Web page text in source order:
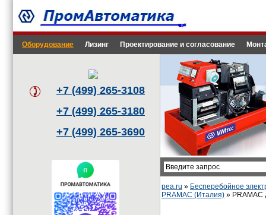
Оборудование Лизинг Проектирование и согласование
+7 (499) 265-3108
+7 (499) 265-3180
+7 (499) 265-3690
pea.ru » Бесперебойное
PRAMAC (Италия) » PRAMAC